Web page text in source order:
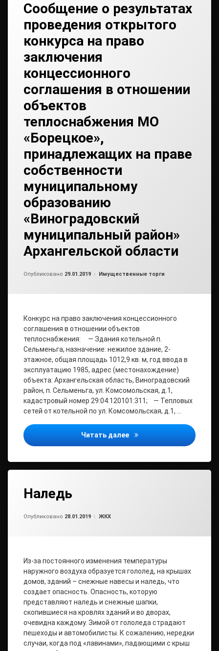
Сообщение о результатах
проведения открытого
конкурса на право
заключения
концессионного
соглашения в отношении
объектов
теплоснабжения МО
«Борецкое»,
принадлежащих на праве
собственности
муниципальному
образованию
«Виноградовский
муниципальный район»
Архангельской области
Опубликовано 29.01.2019 Рубрики:
Имущественные торги
Конкурс на право заключения концессионного
соглашения в отношении объектов
теплоснабжения: — Здания котельной п.
Сельменьга, назначение: нежилое здание, 2-
этажное, общая площадь 1012,9 кв. м, год ввода в
эксплуатацию 1985, адрес (местонахождение)
объекта: Архангельская область, Виноградовский
район, п. Сельменьга, ул. Комсомольская, д.1,
кадастровый номер 29:04:120101:311; — Тепловых
сетей от котельной по ул. Комсомольская, д.1, …
Читать далее Сообщение о
Наледь
Опубликовано 28.01.2019 Рубрики:
ЖКХ
Из-за постоянного изменения температуры
наружного воздуха образуется гололед, на крышах
домов, зданий – снежные навесы и наледь, что
создает опасность. Опасность, которую
представляют наледь и снежные шапки,
скопившиеся на кровлях зданий и во дворах,
очевидна каждому. Зимой от гололеда страдают
пешеходы и автомобилисты. К сожалению, нередки
случаи, когда под «лавинами», падающими с крыш